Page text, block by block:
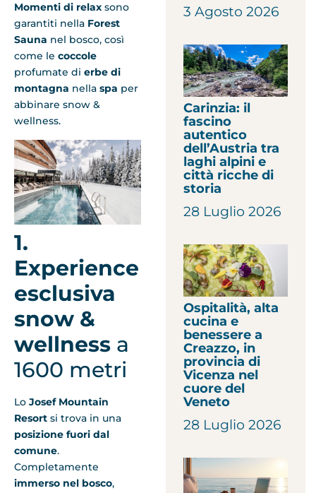
Momenti di relax sono
garantiti nella Forest
Sauna nel bosco, così
come le coccole
profumate di erbe di
montagna nella spa per
abbinare snow &
wellness.
1.
Experience
esclusiva
snow &
wellness a
1600 metri
Lo Josef Mountain
Resort si trova in una
posizione fuori dal
comune.
Completamente
immerso nel bosco,
3 Agosto 2026
Carinzia: il
fascino
autentico
dell’Austria tra
laghi alpini e
città ricche di
storia
28 Luglio 2026
Ospitalità, alta
cucina e
benessere a
Creazzo, in
provincia di
Vicenza nel
cuore del
Veneto
28 Luglio 2026